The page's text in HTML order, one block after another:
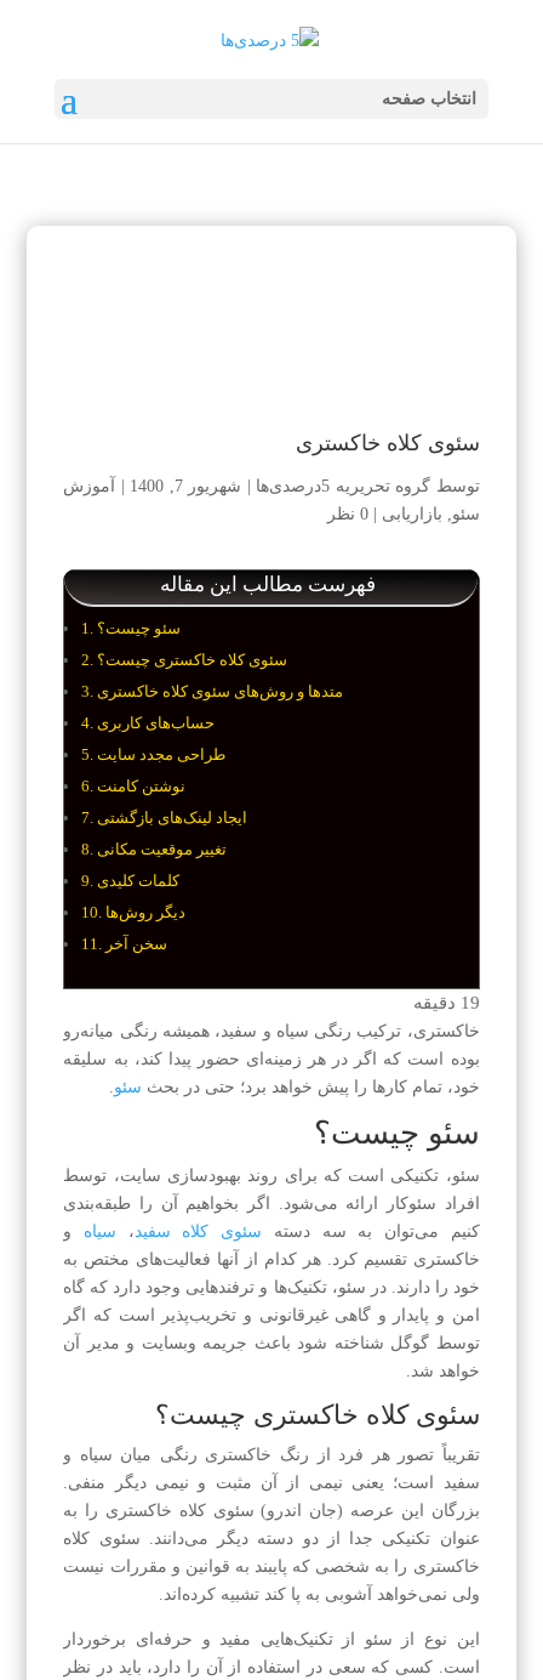
انتخاب صفحه
سئوی کلاه خاکستری
توسط گروه تحریریه 5درصدی‌ها شهریور 7, 1400
آموزش
سئو, بازاریابی |0 نظر
فهرست مطالب این مقاله
سئو چیست؟
سئوی کلاه خاکستری چیست؟
متدها و روش‌های سئوی کلاه خاکستری
حساب‌های کاربری
طراحی مجدد سایت
نوشتن کامنت
ایجاد لینک‌های بازگشتی
تغییر موقعیت مکانی
کلمات کلیدی
دیگر روش‌ها
سخن آخر
19 دقیقه
خاکستری، ترکیب رنگی سیاه و سفید، همیشه رنگی میانه‌رو
بوده است که اگر در هر زمینه‌ای حضور پیدا کند، به سلیقه
خود، تمام کار‌ها را پیش خواهد برد؛ حتی در بحث سئو.
سئو چیست؟
سئو، تکنیکی است که برای روند بهبودسازی سایت، توسط
افراد سئو‌کار ارائه می‌شود. اگر بخواهیم آن را طبقه‌بندی
کنیم می‌توان به سه دسته سئوی کلاه سفید، سیاه و
خاکستری تقسیم کرد. هر کدام از آنها فعالیت‌های مختص به
خود را دارند. در سئو، تکنیک‌ها و ترفند‌هایی وجود دارد که گاه
امن و پایدار و گاهی غیرقانونی و تخریب‌پذیر است که اگر
توسط گوگل شناخته شود باعث جریمه وبسایت و مدیر آن
خواهد شد.
سئوی کلاه خاکستری چیست؟
تقریباً تصور هر فرد از رنگ خاکستری رنگی میان سیاه و
سفید است؛ یعنی نیمی از آن مثبت و نیمی دیگر منفی.
بزرگان این عرصه (جان اندرو) سئوی کلاه خاکستری را به
عنوان تکنیکی جدا از دو دسته دیگر می‌دانند. سئوی کلاه
خاکستری را به شخصی که پایبند به قوانین و مقررات نیست
ولی نمی‌خواهد آشوبی به پا کند تشبیه کرده‌اند.
این نوع از سئو از تکنیک‌هایی مفید و حرفه‌ای برخوردار
است. کسی که سعی در استفاده از آن را دارد، باید در نظر